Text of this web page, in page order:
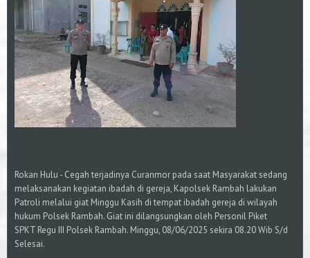
Rokan Hulu - Cegah terjadinya Curanmor pada saat Masyarakat sedang
melaksanakan kegiatan ibadah di gereja, Kapolsek Rambah lakukan
Patroli melalui giat Minggu Kasih di tempat ibadah gereja di wilayah
hukum Polsek Rambah. Giat ini dilangsungkan oleh Personil Piket
SPKT Regu III Polsek Rambah. Minggu, 08/06/2025 sekira 08.20 Wib S/d
Selesai.